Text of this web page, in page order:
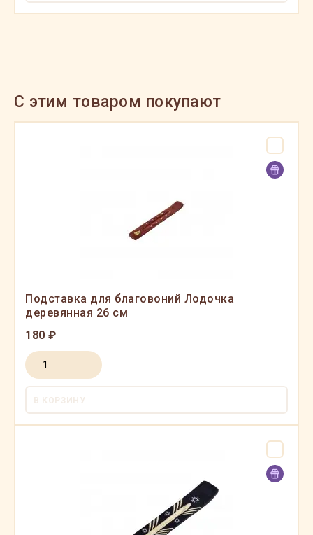
C этим товаром покупают
Подставка для благовоний Лодочка
деревянная 26 см
180 ₽
В КОРЗИНУ